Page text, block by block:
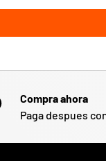
Compra ahora
Paga despues